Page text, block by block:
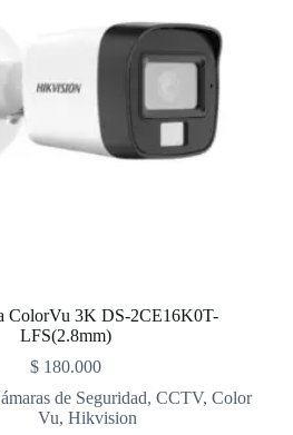
ColorVu 3K DS-2CE16K0T-
LFS(2.8mm)
$180.000
de Seguridad,CCTV,Color
Vu,Hikvision